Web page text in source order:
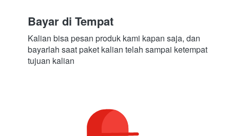
Bayar di Tempat
Kalian bisa pesan produk kami kapan saja, dan
bayarlah saat paket kalian telah sampai ketempat
tujuan kalian